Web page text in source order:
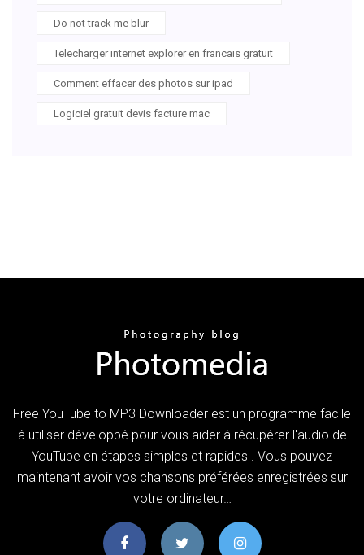
Do not track me blur
Telecharger internet explorer en francais gratuit
Comment effacer des photos sur ipad
Logiciel gratuit devis facture mac
Free YouTube to MP3 Downloader est un programme facile
à utiliser développé pour vous aider à récupérer l'audio de
YouTube en étapes simples et rapides . Vous pouvez
maintenant avoir vos chansons préférées enregistrées sur
votre ordinateur…